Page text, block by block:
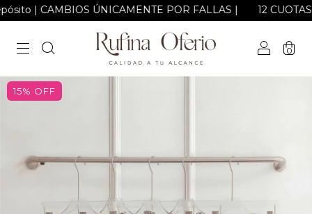
ÚNICAMENTE POR FALLAS | 12 CUOTAS
0
15% OFF